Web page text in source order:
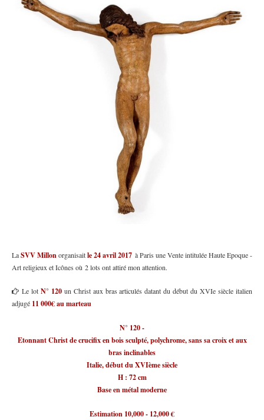
LaSVV Millonorganisaitle 24 avril 2017 à Paris une Vente intitulée Haute Epoque -
Art religieux et Icônes où 2 lots ont attiré mon attention.
Le lot N° 120un Christ aux bras articulés datant du début du XVIe siècle italien
adjugé 11 000€ au marteau
N° 120 -
Etonnant Christ de crucifix en bois sculpté, polychrome, sans sa croix et aux
bras inclinables
Italie, début du XVIème siècle
H : 72 cm
Base en métal moderne
Estimation 10,000 - 12,000 €